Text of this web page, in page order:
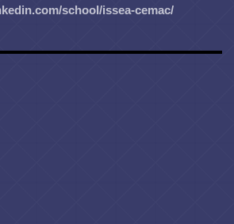
school/issea-cemac/